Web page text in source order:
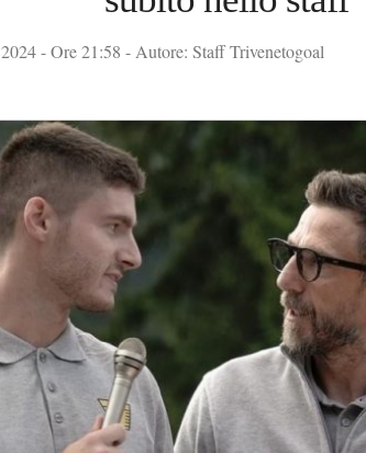
- Ore 21:58 - Autore: Staff Trivenetogoal